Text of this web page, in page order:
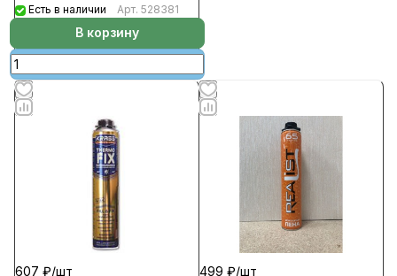
Есть в наличии Арт. 528381
В корзину
607 ₽/шт
499 ₽/шт